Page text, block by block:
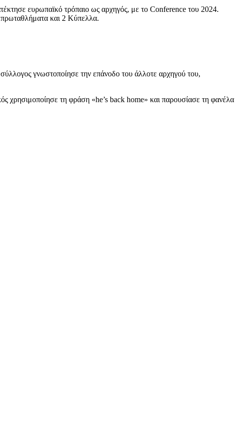
ευρωπαϊκό τρόπαιο ως αρχηγός, με το Conference του 2024.
και 2 Κύπελλα.
γνωστοποίησε την επάνοδο του άλλοτε αρχηγού του,
τη φράση «he’s back home» και παρουσίασε τη φανέλα